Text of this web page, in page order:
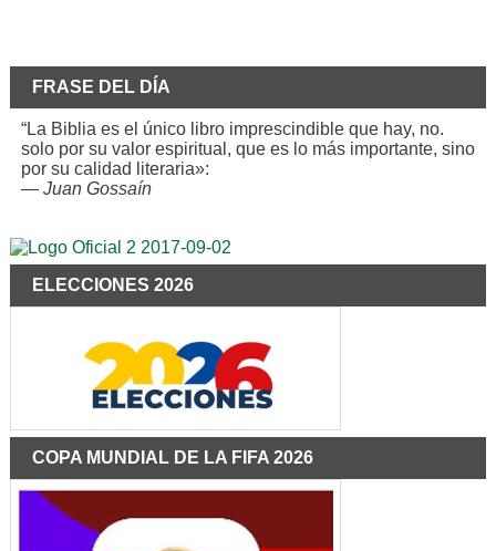
FRASE DEL DÍA
“La Biblia es el único libro imprescindible que hay, no.
solo por su valor espiritual, que es lo más importante, sino
por su calidad literaria»:
— Juan Gossaín
ELECCIONES 2026
COPA MUNDIAL DE LA FIFA 2026